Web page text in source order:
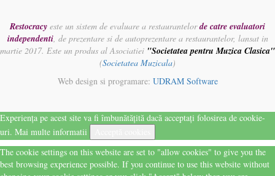
Restocracy este un sistem de evaluare a restaurantelorde catre evaluatori
independenti, de prezentare si de autoprezentare a restaurantelor, lansat in
martie 2017. Este un produs al Asociatiei "Societatea pentru Muzica Clasica"
(Societatea Muzicala)
Web design si programare: UDRAM Software
Experiența pe acest site va fi îmbunătățită dacă acceptați folosirea de cookie-
uri. Mai multe informatii
The cookie settings on this website are set to "allow cookies" to give you the
best browsing experience possible. If you continue to use this website without